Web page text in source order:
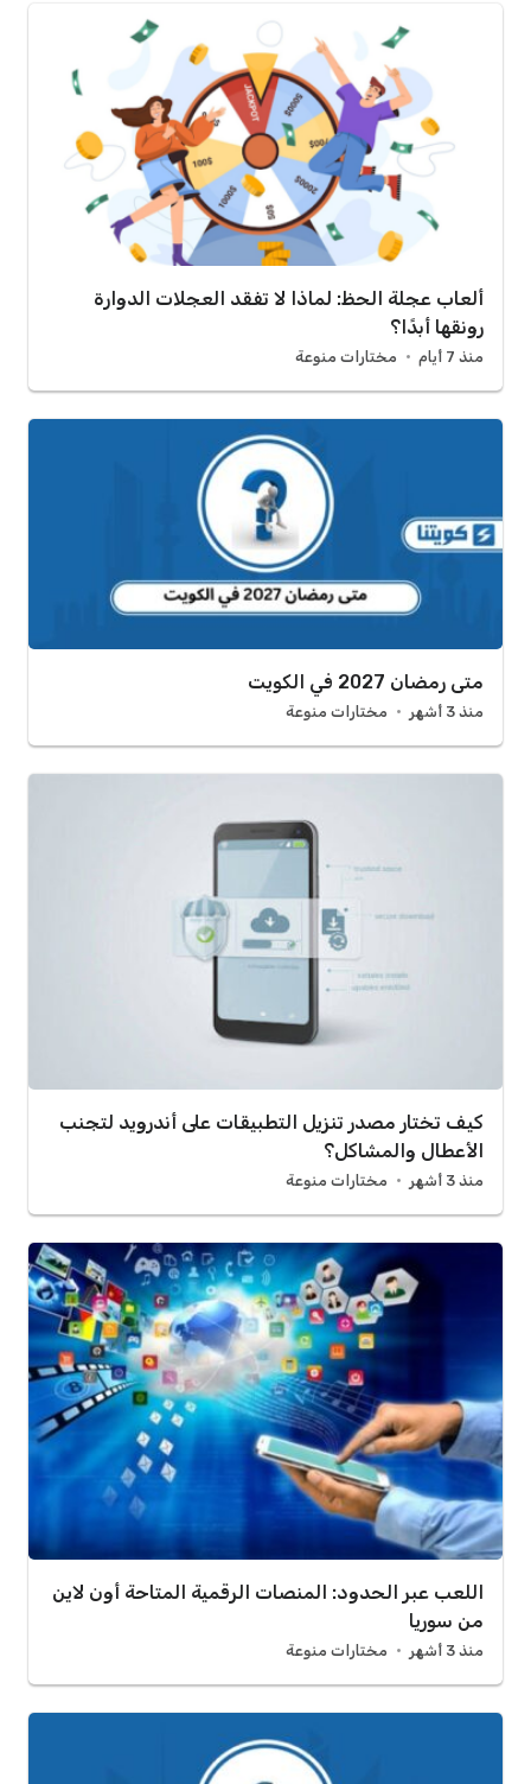
ألعاب عجلة الحظ: لماذا لا تفقد العجلات الدوارة
رونقها أبدًا؟
منذ 7 أيام مختارات منوعة
متى رمضان 2027 في الكويت
منذ 3 أشهر مختارات منوعة
كيف تختار مصدر تنزيل التطبيقات على أندرويد لتجنب
الأعطال والمشاكل؟
منذ 3 أشهر مختارات منوعة
اللعب عبر الحدود: المنصات الرقمية المتاحة أون لاين
من سوريا
منذ 3 أشهر مختارات منوعة